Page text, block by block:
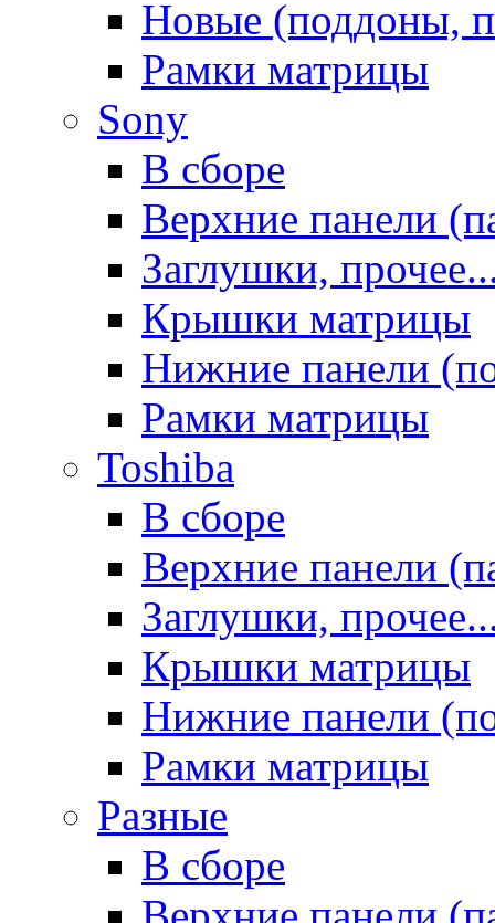
Новые (поддоны,
Рамки матрицы
Sony
В сборе
Верхние панели
Заглушки,
Крышки матрицы
Нижние панели
Рамки матрицы
Toshiba
В сборе
Верхние панели
Заглушки,
Крышки матрицы
Нижние панели
Рамки матрицы
Разные
В сборе